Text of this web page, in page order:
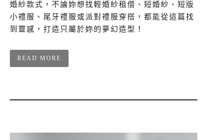
婚紗款式，不論妳想找輕婚紗租借、短婚紗、短版
小禮服、尾牙禮服或派對禮服穿搭，都能從這篇找
到靈感，打造只屬於妳的夢幻造型！
READ MORE